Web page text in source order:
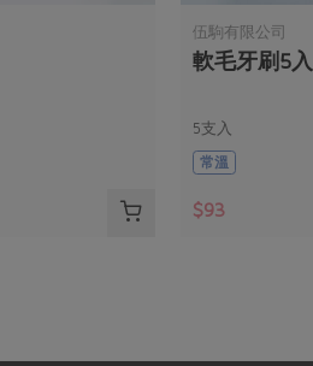
伍駒有限公司
軟毛牙刷5入
5支入
常溫
$93